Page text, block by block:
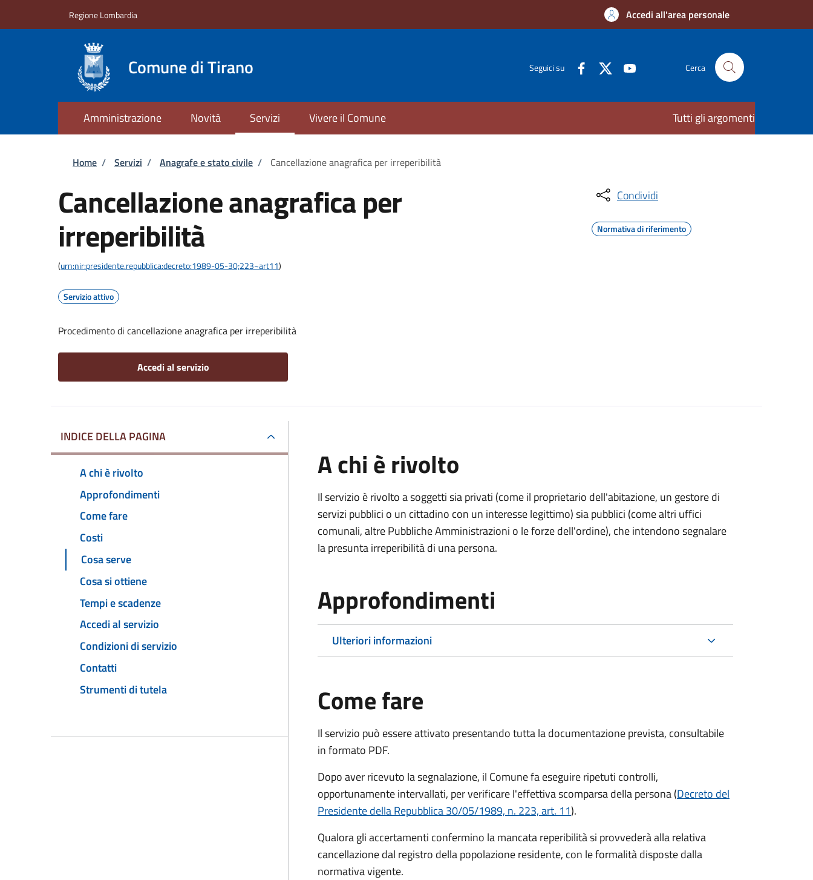
Regione Lombardia Accedi all'area personale
Comune di Tirano Seguici su Cerca
Amministrazione Novità Servizi Vivere il Comune Tutti gli argomenti
Briciole di pane
Home / Servizi / Anagrafe e stato civile / Cancellazione anagrafica per irreperibilità
Cancellazione anagrafica per
irreperibilità
(urn:nir:presidente.repubblica:decreto:1989-05-30;223~art11)
Servizio attivo
Procedimento di cancellazione anagrafica per irreperibilità
Accedi al servizio
Condividi
Normativa di riferimento
INDICE DELLA PAGINA
A chi è rivolto
Approfondimenti
Come fare
Costi
Cosa serve
Cosa si ottiene
Tempi e scadenze
Accedi al servizio
Condizioni di servizio
Contatti
Strumenti di tutela
A chi è rivolto
Il servizio è rivolto a soggetti sia privati (come il proprietario dell'abitazione, un gestore di
servizi pubblici o un cittadino con un interesse legittimo) sia pubblici (come altri uffici
comunali, altre Pubbliche Amministrazioni o le forze dell'ordine), che intendono segnalare
la presunta irreperibilità di una persona.
Approfondimenti
Ulteriori informazioni
Come fare
Il servizio può essere attivato presentando tutta la documentazione prevista, consultabile
in formato PDF.
Dopo aver ricevuto la segnalazione, il Comune fa eseguire ripetuti controlli,
opportunamente intervallati, per verificare l'effettiva scomparsa della persona (Decreto del
Presidente della Repubblica 30/05/1989, n. 223, art. 11).
Qualora gli accertamenti confermino la mancata reperibilità si provvederà alla relativa
cancellazione dal registro della popolazione residente, con le formalità disposte dalla
normativa vigente.